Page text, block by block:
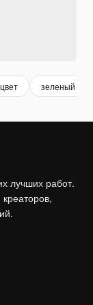
цвет зеленый
лучших работ.